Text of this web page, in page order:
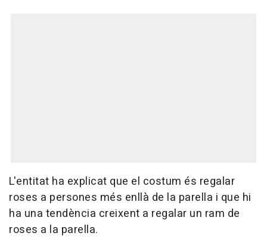
L'entitat ha explicat que el costum és regalar
roses a persones més enllà de la parella i que hi
ha una tendència creixent a regalar un ram de
roses a la parella.